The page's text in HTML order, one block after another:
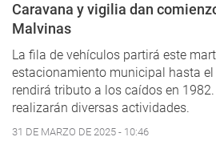
Caravana y vigilia dan
Malvinas
La fila de vehículos partirá este
estacionamiento municipal hasta
rendirá tributo a los caídos en
realizarán diversas actividades.
31 DE MARZO DE 2025 - 10:46